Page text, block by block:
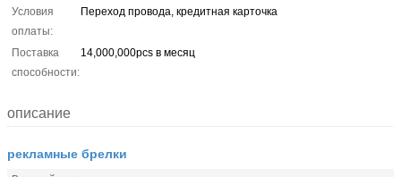
Условия
оплаты:
Переход провода, кредитная карточка
Поставка
способности:
14,000,000pcs в месяц
описание
рекламные брелки